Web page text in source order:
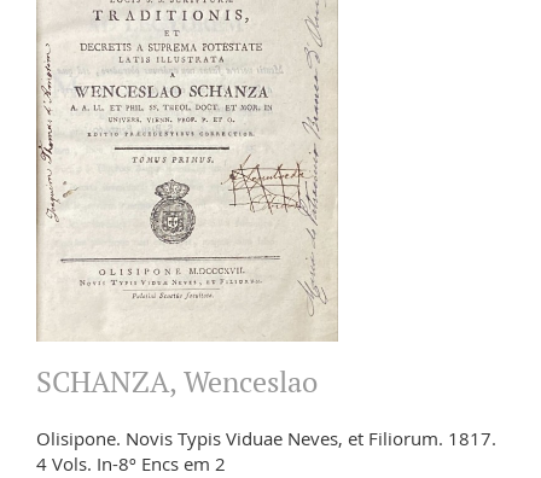
SCHANZA, Wenceslao
Olisipone. Novis Typis Viduae Neves, et Filiorum. 1817.
4 Vols. In-8º Encs em 2